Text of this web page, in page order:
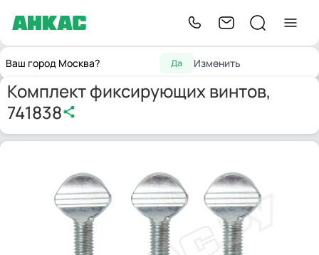
Ваш город Москва? Да Изменить
Главнаягорелок
для горелок
винтов, 741838
Комплект фиксирующих винтов,
741838